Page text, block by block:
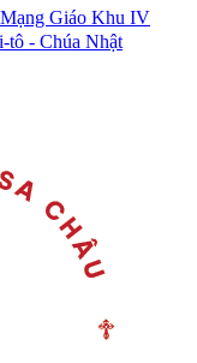
Giáo Khu IV
tô - Chúa Nhật